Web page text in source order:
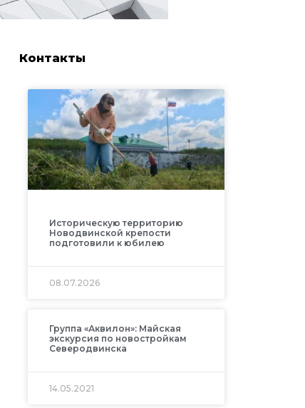
Контакты
Историческую территорию
Новодвинской крепости
подготовили к юбилею
08.07.2026
Группа «Аквилон»: Майская
экскурсия по новостройкам
Северодвинска
14.05.2021